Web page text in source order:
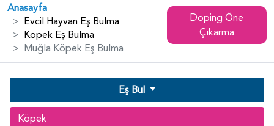
Anasayfa
Evcil Hayvan Eş Bulma
Köpek Eş Bulma
Muğla Köpek Eş Bulma
Doping Öne
Çıkarma
Eş Bul
Köpek